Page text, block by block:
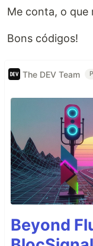
Me conta, o que
Bons códigos!
The DEV Team
Beyond